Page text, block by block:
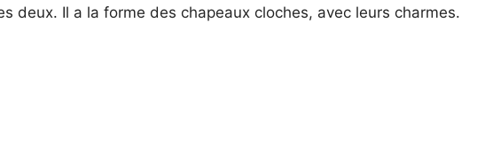
deux. Il a la forme des chapeaux cloches, avec leurs charmes.